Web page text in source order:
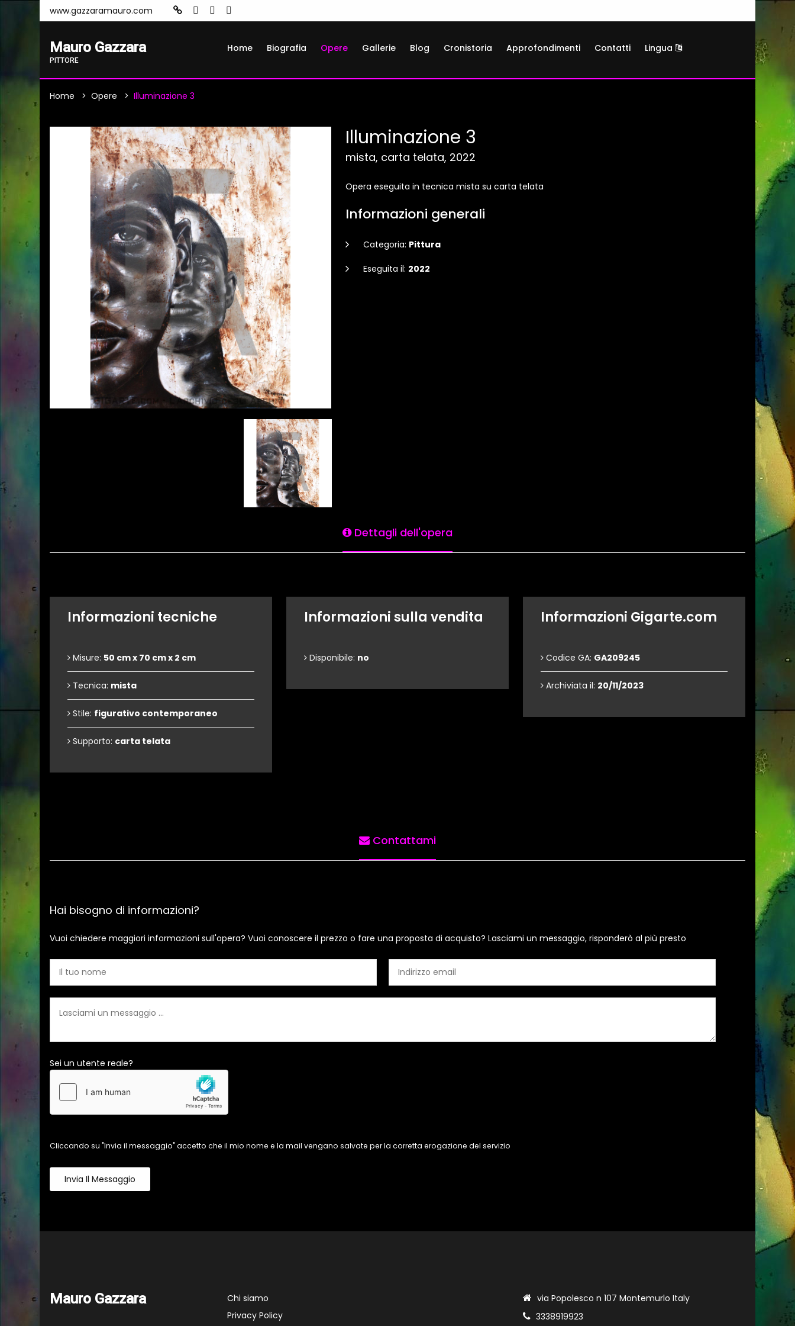
www.gazzaramauro.com
Mauro Gazzara
PITTORE
Home Biografia Opere Gallerie Blog Cronistoria Approfondimenti Contatti Lingua
Home Opere Illuminazione 3
Illuminazione 3
mista, carta telata, 2022
Opera eseguita in tecnica mista su carta telata
Informazioni generali
Categoria: Pittura
Eseguita il: 2022
Dettagli dell'opera
Informazioni tecniche
Misure: 50 cm x 70 cm x 2 cm
Tecnica: mista
Stile: figurativo contemporaneo
Supporto: carta telata
Informazioni sulla vendita
Disponibile: no
Informazioni Gigarte.com
Codice GA: GA209245
Archiviata il: 20/11/2023
Contattami
Hai bisogno di informazioni?
Vuoi chiedere maggiori informazioni sull'opera? Vuoi conoscere il prezzo o fare una proposta di acquisto? Lasciami un messaggio, risponderò al più presto
Sei un utente reale?
Cliccando su "Invia il messaggio" accetto che il mio nome e la mail vengano salvate per la corretta erogazione del servizio
Invia Il Messaggio
Mauro Gazzara
Chi siamo
Privacy Policy
via Popolesco n 107 Montemurlo Italy
3338919923